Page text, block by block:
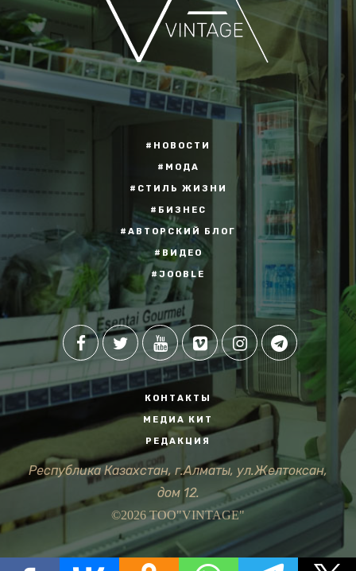
#НОВОСТИ
#МОДА
#СТИЛЬ ЖИЗНИ
#БИЗНЕС
#АВТОРСКИЙ БЛОГ
#ВИДЕО
#JOOBLE
КОНТАКТЫ
МЕДИА КИТ
РЕДАКЦИЯ
Республика Казахстан, г.Алматы, ул.Желтоксан,
дом 12.
©2026 ТОО"VINTAGE"